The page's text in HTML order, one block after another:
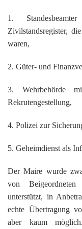
1.
Zivilstandsregister,
waren,
2. Güter- und
3. Wehrbehörde
Rekrutengestellung,
4. Polizei zur
5. Geheimdienst als
Der Maire wurde
von
unterstützt, in
echte Übertragung
aber kaum